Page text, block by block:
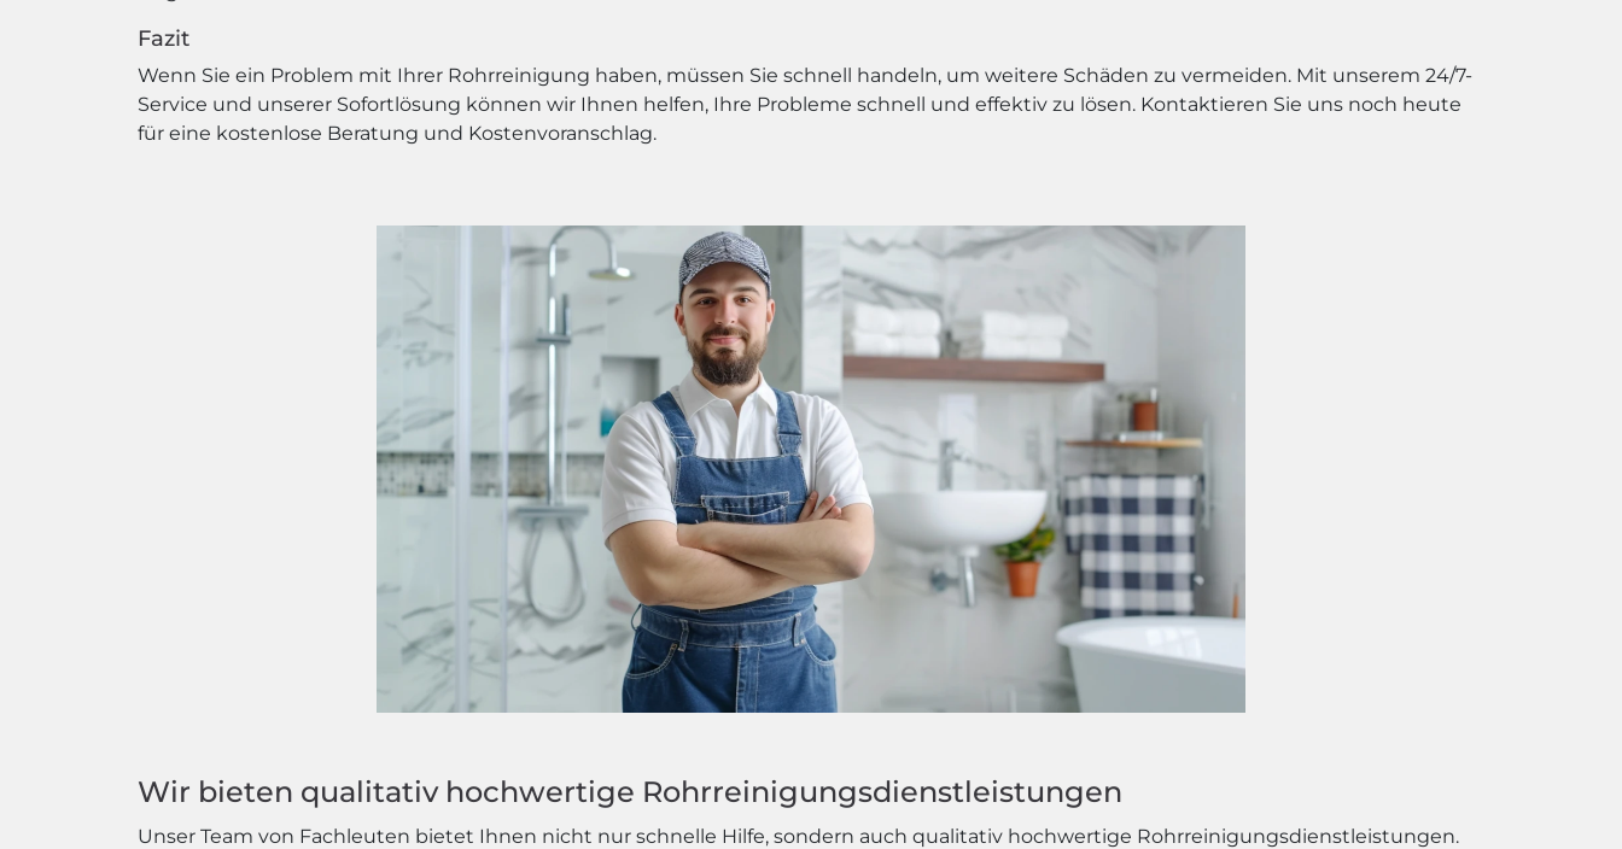
Fazit
Wenn Sie ein Problem mit Ihrer Rohrreinigung haben, müssen Sie schnell handeln, um weitere Schäden zu vermeiden. Mit unserem 24/7-
Service und unserer Sofortlösung können wir Ihnen helfen, Ihre Probleme schnell und effektiv zu lösen. Kontaktieren Sie uns noch heute
für eine kostenlose Beratung und Kostenvoranschlag.
Wir bieten qualitativ hochwertige Rohrreinigungsdienstleistungen
Unser Team von Fachleuten bietet Ihnen nicht nur schnelle Hilfe, sondern auch qualitativ hochwertige Rohrreinigungsdienstleistungen.